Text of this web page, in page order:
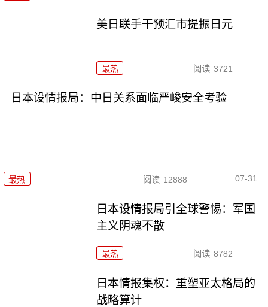
美日联手干预汇市提振日元
最热 阅读 3721
日本设情报局：中日关系面临严峻安全考验
最热 阅读 12888 07-31
日本设情报局引全球警惕：军国
主义阴魂不散
最热 阅读 8782
日本情报集权：重塑亚太格局的
战略算计